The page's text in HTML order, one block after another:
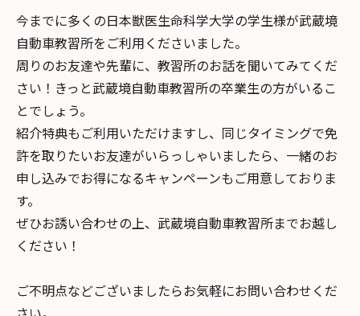
今までに多くの日本獣医生命科学大学の学生様が武蔵境
自動車教習所をご利用くださいました。
周りのお友達や先輩に、教習所のお話を聞いてみてくだ
さい！きっと武蔵境自動車教習所の卒業生の方がいるこ
とでしょう。
紹介特典もご利用いただけますし、同じタイミングで免
許を取りたいお友達がいらっしゃいましたら、一緒のお
申し込みでお得になるキャンペーンもご用意しておりま
す。
ぜひお誘い合わせの上、武蔵境自動車教習所までお越し
ください！
ご不明点などございましたらお気軽にお問い合わせくだ